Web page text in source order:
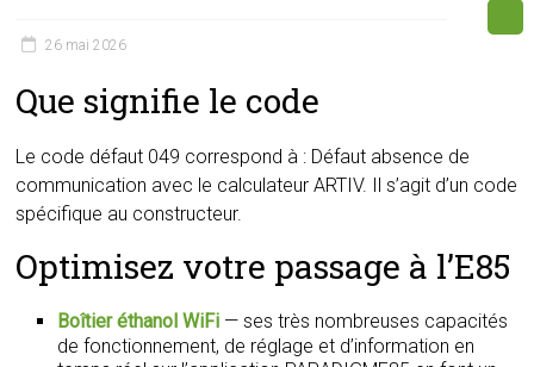
26 mai 2026
Que signifie le code
Le code défaut 049 correspond à : Défaut absence de
communication avec le calculateur ARTIV. Il s’agit d’un code
spécifique au constructeur.
Optimisez votre passage à l’E85
Boîtier éthanol WiFi — ses très nombreuses capacités
de fonctionnement, de réglage et d’information en